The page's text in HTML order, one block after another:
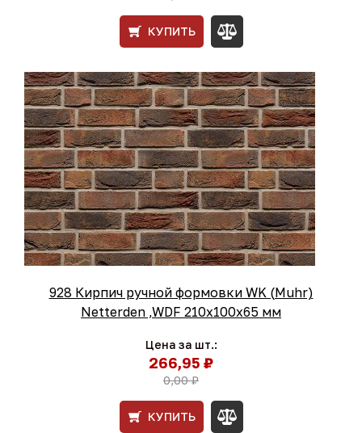
КУПИТЬ
928 Кирпич ручной формовки WK (Muhr)
Netterden ,WDF 210х100х65 мм
Цена за шт.:
266,95 ₽
0,00 ₽
КУПИТЬ